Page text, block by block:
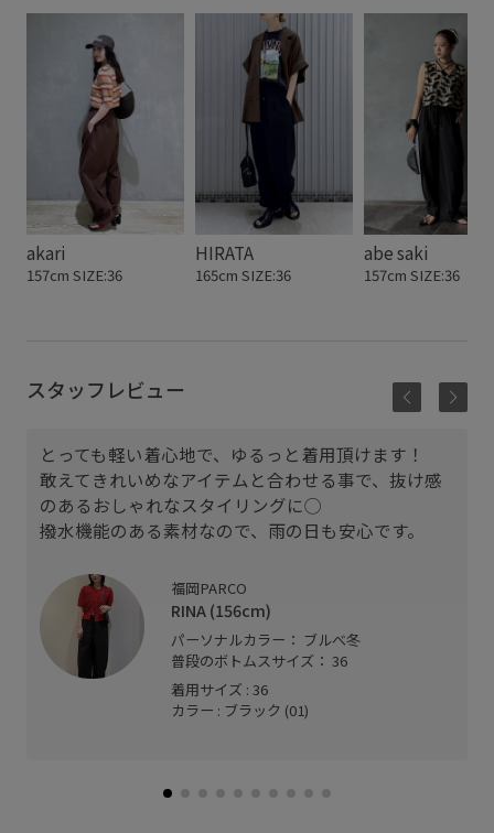
akari
157cm SIZE:36
HIRATA
165cm SIZE:36
abe saki
157cm SIZE:36
スタッフレビュー
とっても軽い着心地で、ゆるっと着用頂けます！
敢えてきれいめなアイテムと合わせる事で、抜け感
のあるおしゃれなスタイリングに◯
撥水機能のある素材なので、雨の日も安心です。
福岡PARCO
RINA (156cm)
パーソナルカラー： ブルべ冬
普段のボトムスサイズ： 36
着用サイズ : 36
カラー : ブラック (01)